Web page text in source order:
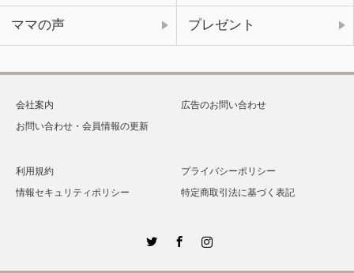
ママの声 プレゼント
会社案内
広告のお問い合わせ
お問い合わせ・会員情報の更新
利用規約
プライバシーポリシー
情報セキュリティポリシー
特定商取引法に基づく表記
Instagram